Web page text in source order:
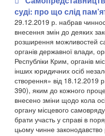
суді: про що слід
29.12.2019 р. набрав
внесення змін до деяких
розширення можливостей
органів державної влади,
Республіки Крим, органів
інших юридичних осіб
створення» від
390), яким до кожного
внесено зміни щодо кола
органу місцевого
брати участь у справі в
цьому чинне